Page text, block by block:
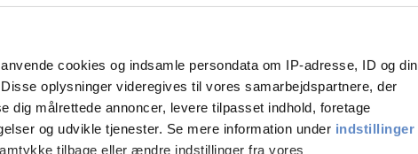
cookies og indsamle persondata om IP-adresse, ID og din
oplysninger videregives til vores samarbejdspartnere, der
dig målrettede annoncer, levere tilpasset indhold, foretage
og udvikle tjenester. Se mere information under indstillinger
tilbage eller ændre indstillinger fra vores